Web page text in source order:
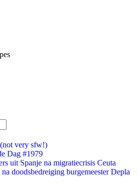
very sfw!)
Dag #1979
uit Spanje na migratiecrisis Ceuta
doodsbedreiging burgemeester Depla